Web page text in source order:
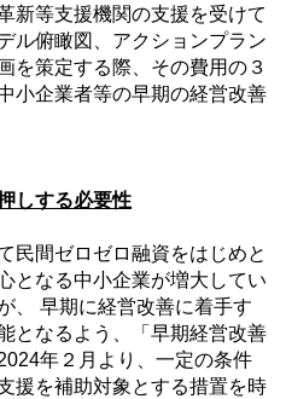
新等支援機関の支援を受けて
ル俯瞰図、アクションプラン
を策定する際、その費用の ３
小企業者等の早期の経営改善
しする必要性
民間ゼロゼロ融資をはじめと
となる中小企業が増大してい
、 早期に経営改善に着手す
となるよう、「早期経営改善
年 ２ 月より、一定の条件
援を補助対象とする措置を時